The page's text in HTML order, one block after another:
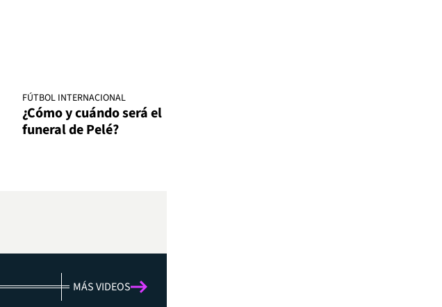
FÚTBOL INTERNACIONAL
¿Cómo y cuándo será el
funeral de Pelé?
MÁS VIDEOS